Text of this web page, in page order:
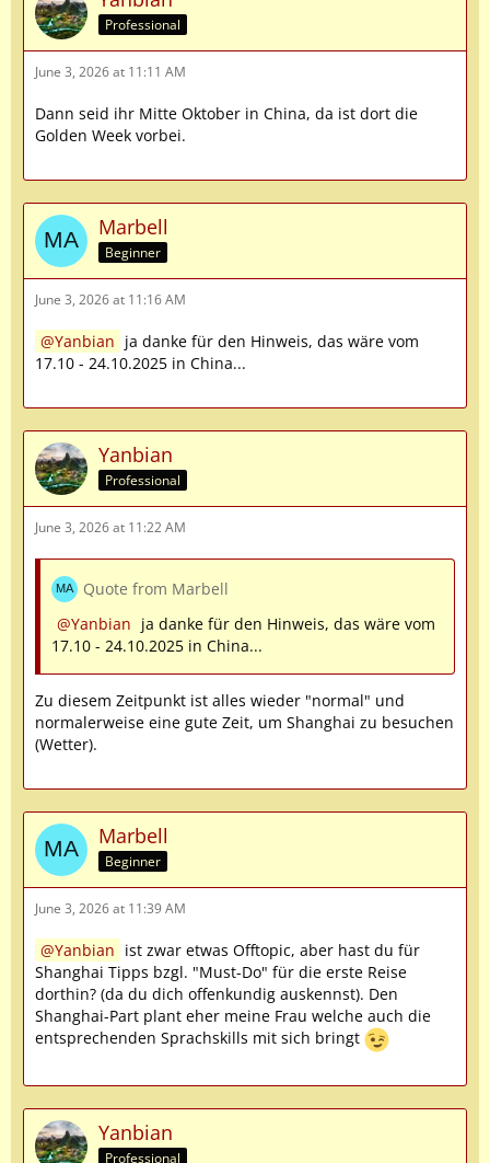
Professional
June 3, 2026 at 11:11 AM
Dann seid ihr Mitte Oktober in China, da ist dort die
Golden Week vorbei.
Marbell
Beginner
June 3, 2026 at 11:16 AM
Yanbian ja danke für den Hinweis, das wäre vom
17.10 - 24.10.2025 in China...
Yanbian
Professional
June 3, 2026 at 11:22 AM
Quote from Marbell
Yanbian ja danke für den Hinweis, das wäre vom
17.10 - 24.10.2025 in China...
Zu diesem Zeitpunkt ist alles wieder "normal" und
normalerweise eine gute Zeit, um Shanghai zu besuchen
(Wetter).
Marbell
Beginner
June 3, 2026 at 11:39 AM
Yanbian ist zwar etwas Offtopic, aber hast du für
Shanghai Tipps bzgl. "Must-Do" für die erste Reise
dorthin? (da du dich offenkundig auskennst). Den
Shanghai-Part plant eher meine Frau welche auch die
entsprechenden Sprachskills mit sich bringt
Yanbian
Professional